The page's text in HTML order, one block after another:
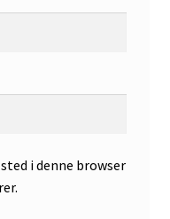
i denne browser